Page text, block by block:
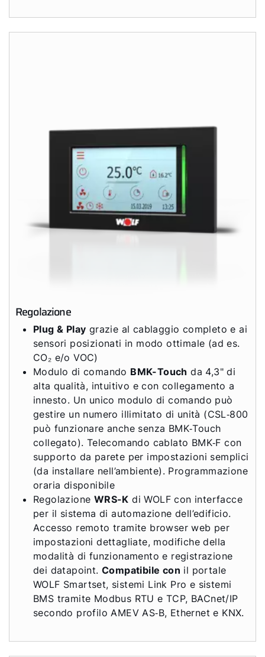
Regolazione
Plug & Play grazie al cablaggio completo e ai
sensori posizionati in modo ottimale (ad es.
CO₂ e/o VOC)
Modulo di comando BMK-Touch da 4,3" di
alta qualità, intuitivo e con collegamento a
innesto. Un unico modulo di comando può
gestire un numero illimitato di unità (CSL‑800
può funzionare anche senza BMK‑Touch
collegato). Telecomando cablato BMK‑F con
supporto da parete per impostazioni semplici
(da installare nell’ambiente). Programmazione
oraria disponibile
Regolazione WRS-K di WOLF con interfacce
per il sistema di automazione dell’edificio.
Accesso remoto tramite browser web per
impostazioni dettagliate, modifiche della
modalità di funzionamento e registrazione
dei datapoint.Compatibile con il portale
WOLF Smartset, sistemi Link Pro e sistemi
BMS tramite Modbus RTU e TCP, BACnet/IP
secondo profilo AMEV AS‑B, Ethernet e KNX.